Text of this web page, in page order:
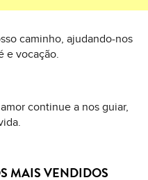
caminho, ajudando-nos
e vocação.
continue a nos guiar,
MAIS VENDIDOS